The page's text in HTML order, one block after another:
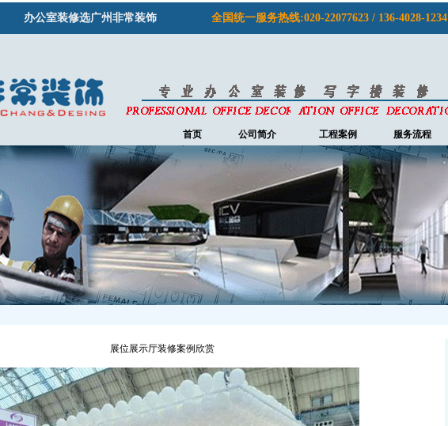
办公室装修选广州非常装饰 全国统一服务热线:020-22077623 / 136-4028-1234
首页 公司简介 工程案例 服务流程
展位展示厅装修案例欣赏